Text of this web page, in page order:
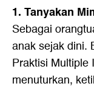
1. Tanyakan
Sebagai
anak sejak dini.
Praktisi Multiple
menuturkan,